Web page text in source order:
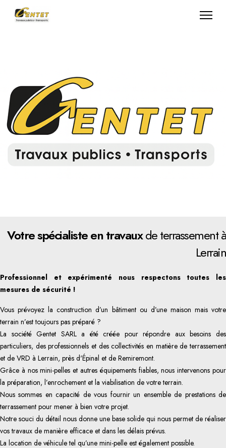
Votre spécialiste en travauxde terrassement à
Lerrain
Professionnel et expérimenté nous respectons toutes les
mesures de sécurité !
Vous prévoyez la construction d’un bâtiment ou d’une maison mais votre
terrain n’est toujours pas préparé ?
La société Gentet SARL a été créée pour répondre aux besoins des
particuliers, des professionnels et des collectivités en matière de terrassement
et de VRD à Lerrain, près d'Épinal et de Remiremont.
Grâce à nos mini-pelles et autres équipements fiables, nous intervenons pour
la préparation, l’enrochement et la viabilisation de votre terrain.
Nous sommes en capacité de vous fournir un ensemble de prestations de
terrassement pour mener à bien votre projet.
Notre souci du détail nous donne une base solide qui nous permet de réaliser
vos travaux de manière efficace et dans les délais prévus.
La location de véhicule tel qu’une mini-pelle est également possible.